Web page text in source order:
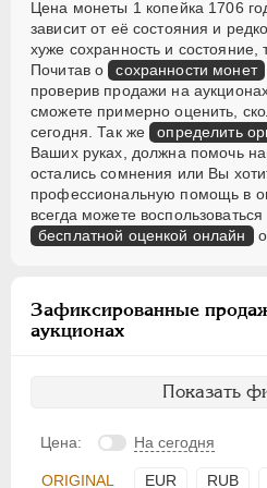
Цена монеты 1 копейка 1706
зависит от её состояния и
хуже сохранность и
Почитав о сохранности монет
проверив продажи на
сможете примерно оценить,
сегодня. Так же определить
Ваших руках, должна помочь
остались сомнения или Вы
профессиональную помощь в
всегда можете воспользоваться
бесплатной оценкой онлайн
Зафиксированные
аукционах
Показать
Цена: На сегодня
ORIGINAL EUR RUB